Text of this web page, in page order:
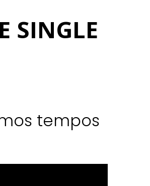
SINGLE
tempos